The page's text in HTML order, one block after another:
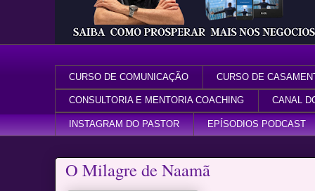
CURSO DE COMUNICAÇÃO CURSO DE
CONSULTORIA E MENTORIA COACHING CANAL
INSTAGRAM DO PASTOR EPÍSODIOS PODCAST
O Milagre de Naamã